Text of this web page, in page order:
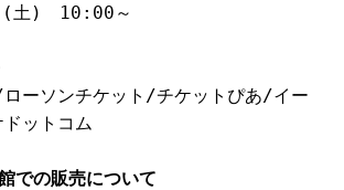
(土) 10:00～
ーソンチケット/チケットぴあ/イー
ットコム
での販売について